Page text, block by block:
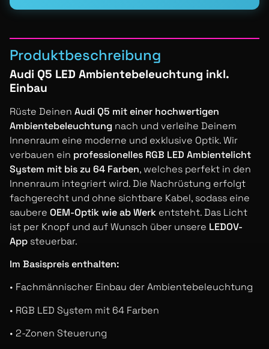
Produktbeschreibung
Audi Q5 LED Ambientebeleuchtung inkl.
Einbau
Rüste Deinen Audi Q5 mit einer hochwertigen
Ambientebeleuchtung nach und verleihe Deinem
Innenraum eine moderne und exklusive Optik. Wir
verbauen ein professionelles RGB LED Ambientelicht
System mit bis zu 64 Farben, welches perfekt in den
Innenraum integriert wird. Die Nachrüstung erfolgt
fachgerecht und ohne sichtbare Kabel, sodass eine
saubere OEM-Optik wie ab Werk entsteht. Das Licht
ist per Knopf und auf Wunsch über unsere LEDOV-
App steuerbar.
Im Basispreis enthalten:
• Fachmännischer Einbau der Ambientebeleuchtung
• RGB LED System mit 64 Farben
• 2-Zonen Steuerung